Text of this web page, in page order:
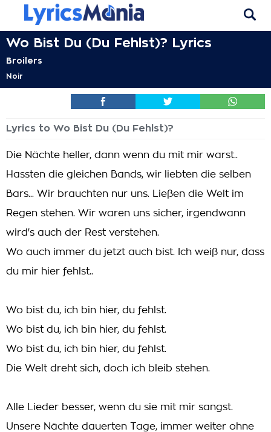
Wo Bist Du (Du Fehlst)? Lyrics
Broilers
Noir
Lyrics to Wo Bist Du (Du Fehlst)?
Die Nächte heller, dann wenn du mit mir warst..
Hassten die gleichen Bands, wir liebten die selben
Bars... Wir brauchten nur uns. Ließen die Welt im
Regen stehen. Wir waren uns sicher, irgendwann
wird's auch der Rest verstehen.
Wo auch immer du jetzt auch bist. Ich weiß nur, dass
du mir hier fehlst..
Wo bist du, ich bin hier, du fehlst.
Wo bist du, ich bin hier, du fehlst.
Wo bist du, ich bin hier, du fehlst.
Die Welt dreht sich, doch ich bleib stehen.
Alle Lieder besser, wenn du sie mit mir sangst.
Unsere Nächte dauerten Tage, immer weiter ohne